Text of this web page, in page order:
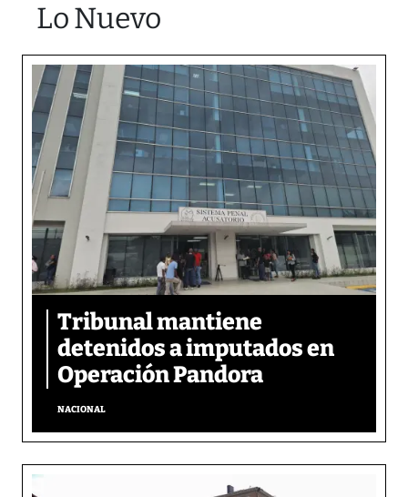
Lo Nuevo
Tribunal mantiene
detenidos a imputados en
Operación Pandora
NACIONAL